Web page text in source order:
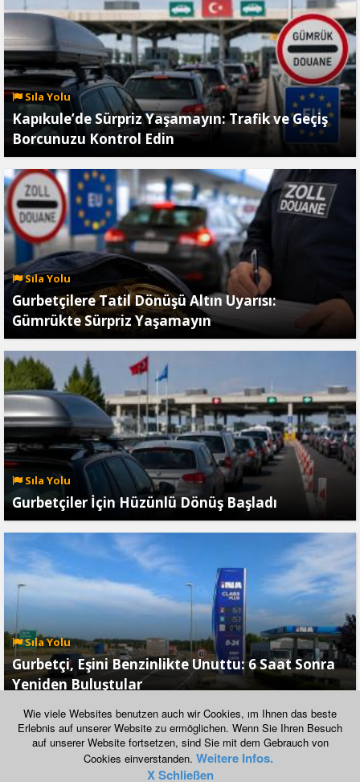
Sıla Yolu
Kapıkule’de Sürpriz Yaşamayın: Trafik ve Geçiş
Borcunuzu Kontrol Edin
Sıla Yolu
Gurbetçilere Tatil Dönüşü Altın Uyarısı:
Gümrükte Sürpriz Yaşamayın
Sıla Yolu
Gurbetçiler İçin Hüzünlü Dönüş Başladı
Sıla Yolu
Gurbetçi, Eşini Benzinlikte Unuttu: 6 Saat Sonra
Yeniden Buluştular
Normal Görünümüne Geç
Copyright © 2026, havadis.at
Wie viele Websites benutzen auch wir Cookies, ım Ihnen das beste
Erlebnis auf unserer Website zu ermöglichen. Wenn Sie Ihren Besuch
auf unserer Website fortsetzen, sind Sie mit dem Gebrauch von
Cookies einverstanden. Weitere Infos.
X Schließen